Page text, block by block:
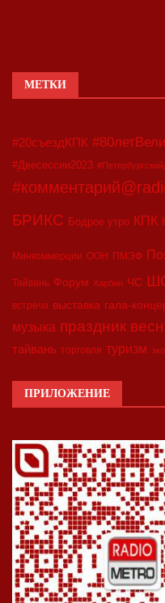
МЕТКИ
#20съездКПК
#Двесессии2023
БРИКС Бодрое утро КПК
Минкоммерции ООН ПМЭФ
Тайвань Форум Харбин ЧС
встреча выставка гала-
музыка праздник
тайвань торговля туризм
ПРИЛОЖЕНИЕ